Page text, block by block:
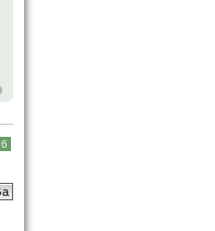
6